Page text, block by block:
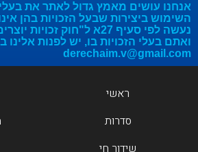
אנחנו עושים מאמץ גדול לאתר את בעלי
השימוש ביצירות שבעל הזכויות בהן
נעשה לפי סעיף 27א ל"חוק
ואתם בעלי הזכויות בו, יש לפנות
derechaim.v@gmail.com
ראשי
סדרות
שידור חי